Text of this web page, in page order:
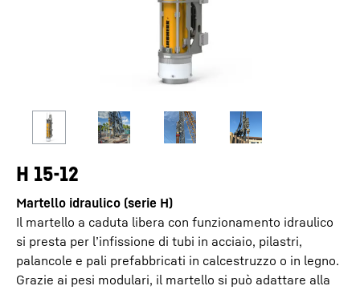
H 15-12
Martello idraulico (serie H)
Il martello a caduta libera con funzionamento idraulico
si presta per l’infissione di tubi in acciaio, pilastri,
palancole e pali prefabbricati in calcestruzzo o in legno.
Grazie ai pesi modulari, il martello si può adattare alla